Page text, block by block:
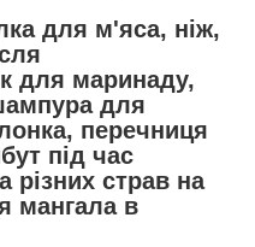
для м'яса, ніж,
для маринаду,
для
перечниця
під час
різних страв на
мангала в